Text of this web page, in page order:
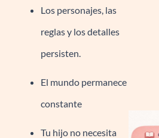
Los personajes, las
reglas y los detalles
persisten.
El mundo permanece
constante
Tu hijo no necesita